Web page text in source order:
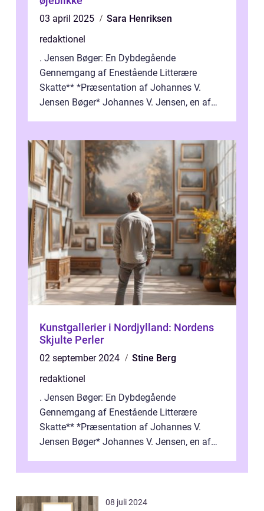
03 april 2025
Sara Henriksen
redaktionel
. Jensen Bøger: En Dybdegående
Gennemgang af Enestående Litterære
Skatte** *Præsentation af Johannes V.
Jensen Bøger* Johannes V. Jensen, en af
Kunstgallerier i Nordjylland: Nordens
Skjulte Perler
02 september 2024
Stine Berg
redaktionel
. Jensen Bøger: En Dybdegående
Gennemgang af Enestående Litterære
Skatte** *Præsentation af Johannes V.
Jensen Bøger* Johannes V. Jensen, en af
et enestående...
08 juli 2024